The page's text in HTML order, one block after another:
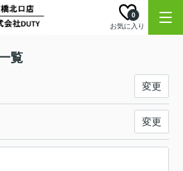
お気に入り
0
覧
変更
変更